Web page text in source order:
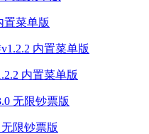
置菜单版
内置菜单版
限钞票版